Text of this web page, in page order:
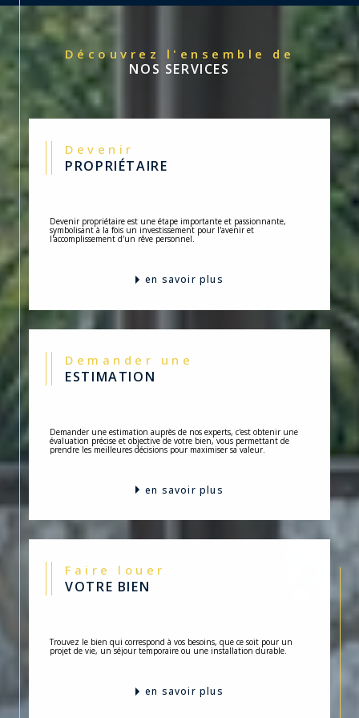
Découvrez l'ensemble de
NOS SERVICES
Devenir
PROPRIÉTAIRE
Devenir propriétaire est une étape importante et passionnante,
symbolisant à la fois un investissement pour l'avenir et
l'accomplissement d'un rêve personnel.
en savoir plus
Demander une
ESTIMATION
Demander une estimation auprès de nos experts, c'est obtenir une
évaluation précise et objective de votre bien, vous permettant de
prendre les meilleures décisions pour maximiser sa valeur.
en savoir plus
Faire louer
VOTRE BIEN
Trouvez le bien qui correspond à vos besoins, que ce soit pour un
projet de vie, un séjour temporaire ou une installation durable.
en savoir plus